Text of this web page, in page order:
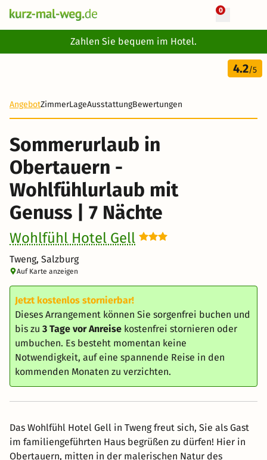
0
Zahlen Sie bequem im Hotel.
8 Tage
483 €
4.2/5
AngebotZimmerLageAusstattungBewertungen
Sommerurlaub in
Obertauern -
Wohlfühlurlaub mit
Genuss | 7 Nächte
Wohlfühl Hotel Gell
Tweng, Salzburg
Auf Karte anzeigen
Jetzt kostenlos stornierbar!
Dieses Arrangement können Sie sorgenfrei buchen und
bis zu 3 Tage vor Anreise kostenfrei stornieren oder
umbuchen. Es besteht momentan keine
Notwendigkeit, auf eine spannende Reise in den
kommenden Monaten zu verzichten.
Das Wohlfühl Hotel Gell in Tweng freut sich, Sie als Gast
im familiengeführten Haus begrüßen zu dürfen! Hier in
Obertauern, mitten in der malerischen Natur des